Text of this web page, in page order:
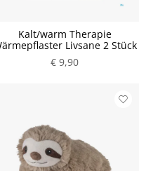
Kalt/warm Therapie
Livsane 2 Stück
€ 9,90